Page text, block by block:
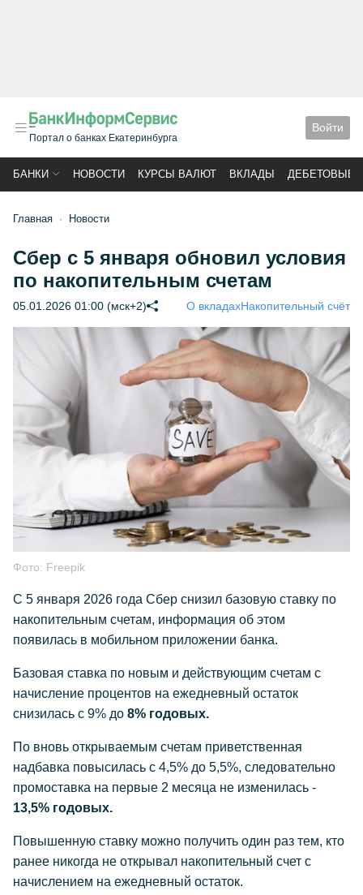
Портал о банках Екатеринбурга
Войти
БАНКИ НОВОСТИ КУРСЫ ВАЛЮТ ВКЛАДЫ ДЕБЕТОВЫЕ
Главная Новости
Сбер с 5 января обновил условия
по накопительным счетам
05.01.2026 01:00 (мск+2) О вкладахНакопительный счёт
Фото: Freepik
С 5 января 2026 года Сбер снизил базовую ставку по
накопительным счетам, информация об этом
появилась в мобильном приложении банка.
Базовая ставка по новым и действующим счетам с
начисление процентов на ежедневный остаток
снизилась с 9% до 8% годовых.
По вновь открываемым счетам приветственная
надбавка повысилась с 4,5% до 5,5%, следовательно
промоставка на первые 2 месяца не изменилась -
13,5% годовых.
Повышенную ставку можно получить один раз тем, кто
ранее никогда не открывал накопительный счет с
начислением на ежедневный остаток.